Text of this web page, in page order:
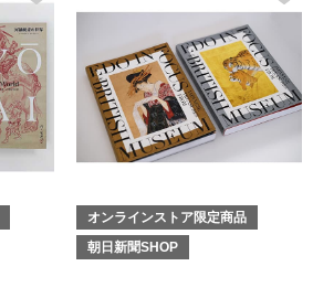
トップス
Tシャツ／カッ
オンラインストア限定商品
朝日新聞SHOP